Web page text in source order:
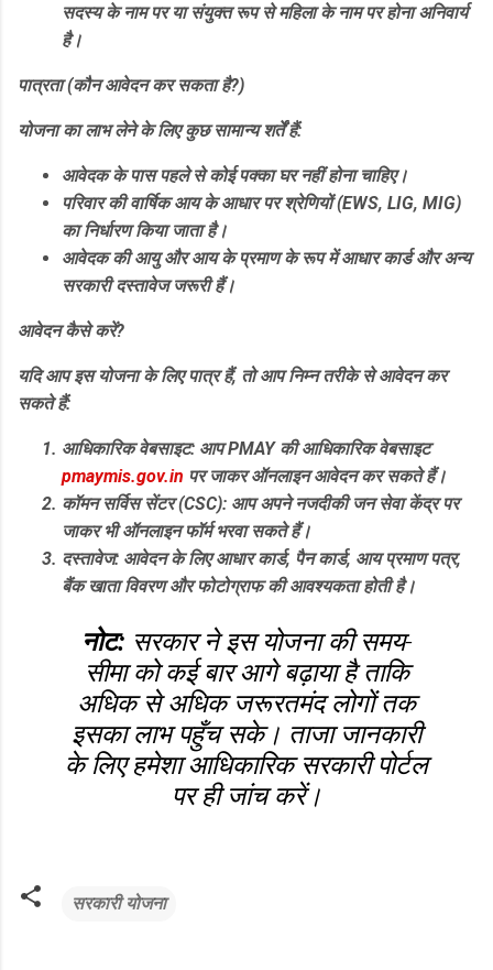
सदस्य के नाम पर या संयुक्त रूप से महिला के नाम पर होना अनिवार्य
है।
​पात्रता (कौन आवेदन कर सकता है?)
​योजना का लाभ लेने के लिए कुछ सामान्य शर्तें हैं:
​आवेदक के पास पहले से कोई पक्का घर नहीं होना चाहिए।
​परिवार की वार्षिक आय के आधार पर श्रेणियों (EWS, LIG, MIG)
का निर्धारण किया जाता है।
​आवेदक की आयु और आय के प्रमाण के रूप में आधार कार्ड और अन्य
सरकारी दस्तावेज जरूरी हैं।
​आवेदन कैसे करें?
​यदि आप इस योजना के लिए पात्र हैं, तो आप निम्न तरीके से आवेदन कर
सकते हैं:
आधिकारिक वेबसाइट: आप PMAY की आधिकारिक वेबसाइट
pmaymis.gov.in पर जाकर ऑनलाइन आवेदन कर सकते हैं।
कॉमन सर्विस सेंटर (CSC): आप अपने नजदीकी जन सेवा केंद्र पर
जाकर भी ऑनलाइन फॉर्म भरवा सकते हैं।
दस्तावेज: आवेदन के लिए आधार कार्ड, पैन कार्ड, आय प्रमाण पत्र,
बैंक खाता विवरण और फोटोग्राफ की आवश्यकता होती है।
नोट: सरकार ने इस योजना की समय-
सीमा को कई बार आगे बढ़ाया है ताकि
अधिक से अधिक जरूरतमंद लोगों तक
इसका लाभ पहुँच सके। ताजा जानकारी
के लिए हमेशा आधिकारिक सरकारी पोर्टल
पर ही जांच करें।
सरकारी योजना